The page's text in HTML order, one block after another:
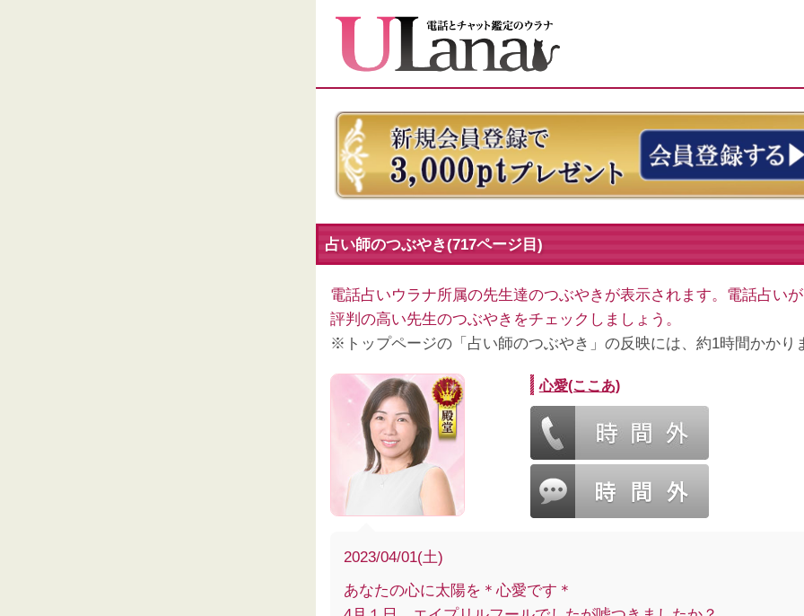
占い師のつぶやき(717ページ目)
電話占いウラナ所属の先生達のつぶやきが表示されます。電話占い
評判の高い先生のつぶやきをチェックしましょう。
※トップページの「占い師のつぶやき」の反映には、約1時間かかり
心愛(ここあ)
2023/04/01(土)
あなたの心に太陽を＊心愛です＊